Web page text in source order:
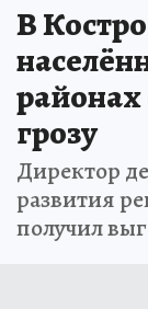
В
районах
грозу
Директор
развития
получил